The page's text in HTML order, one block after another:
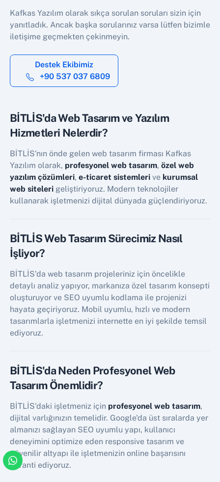
Kafkas Yazılım olarak sıkça sorulan soruları sizin için
yanıtladık. Ancak başka sorularınız varsa lütfen bizimle
iletişime geçmekten çekinmeyin.
Destek Ekibimiz
+90 537 037 6809
BİTLİS'da Web Tasarım ve Yazılım
Hizmetleri Nelerdir?
BİTLİS'nın önde gelen web tasarım firması Kafkas
Yazılım olarak, profesyonel web tasarım, özel web
yazılım çözümleri, e-ticaret sistemleri ve kurumsal
web siteleri geliştiriyoruz. Modern teknolojiler
kullanarak işletmenizi dijital dünyada güçlendiriyoruz.
BİTLİS Web Tasarım Sürecimiz Nasıl
İşliyor?
BİTLİS'da web tasarım projeleriniz için öncelikle
detaylı analiz yapıyor, markanıza özel tasarım konsepti
oluşturuyor ve SEO uyumlu kodlama ile projenizi
hayata geçiriyoruz. Mobil uyumlu, hızlı ve modern
tasarımlarla işletmenizi internette en iyi şekilde temsil
ediyoruz.
BİTLİS'da Neden Profesyonel Web
Tasarım Önemlidir?
BİTLİS'daki işletmeniz için profesyonel web tasarım,
dijital varlığınızın temelidir. Google'da üst sıralarda yer
almanızı sağlayan SEO uyumlu yapı, kullanıcı
deneyimini optimize eden responsive tasarım ve
güvenilir altyapı ile işletmenizin online başarısını
garanti ediyoruz.